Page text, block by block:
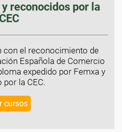
reconocidos por la
CEC
con el reconocimiento de
Española de Comercio
expedido por Femxa y
por la CEC.
cursos